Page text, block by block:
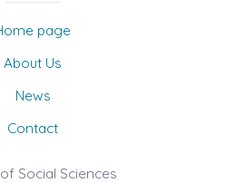
page
About Us
News
Contact
Social Sciences